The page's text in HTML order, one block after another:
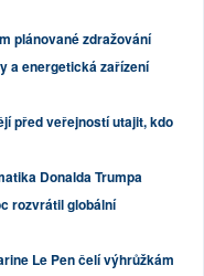
plánované zdražování
a energetická zařízení
před veřejností utajit, kdo
Donalda Trumpa
rozvrátil globální
Le Pen čelí výhrůžkám